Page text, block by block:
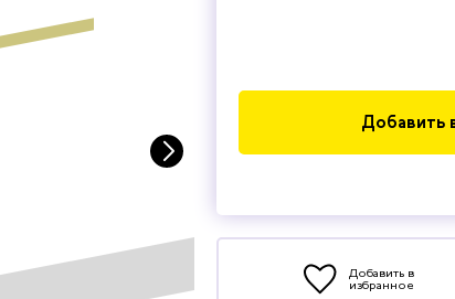
Добавить
Добавить в
избранное